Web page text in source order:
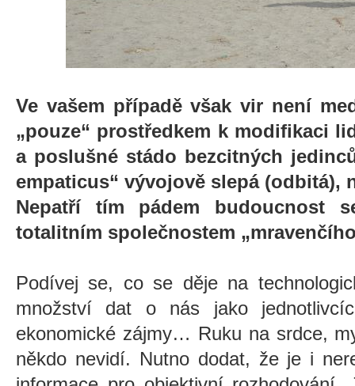
Ve vašem případě však vir není
„pouze“ prostředkem k modifikaci
a poslušné stádo bezcitných
empaticus“ vývojově slepá (odbitá),
Nepatří tím pádem budoucnost
totalitním společnostem
Podívej se, co se děje na
množství dat o nás jako
ekonomické zájmy… Ruku na srdce,
někdo nevidí. Nutno dodat, že je i